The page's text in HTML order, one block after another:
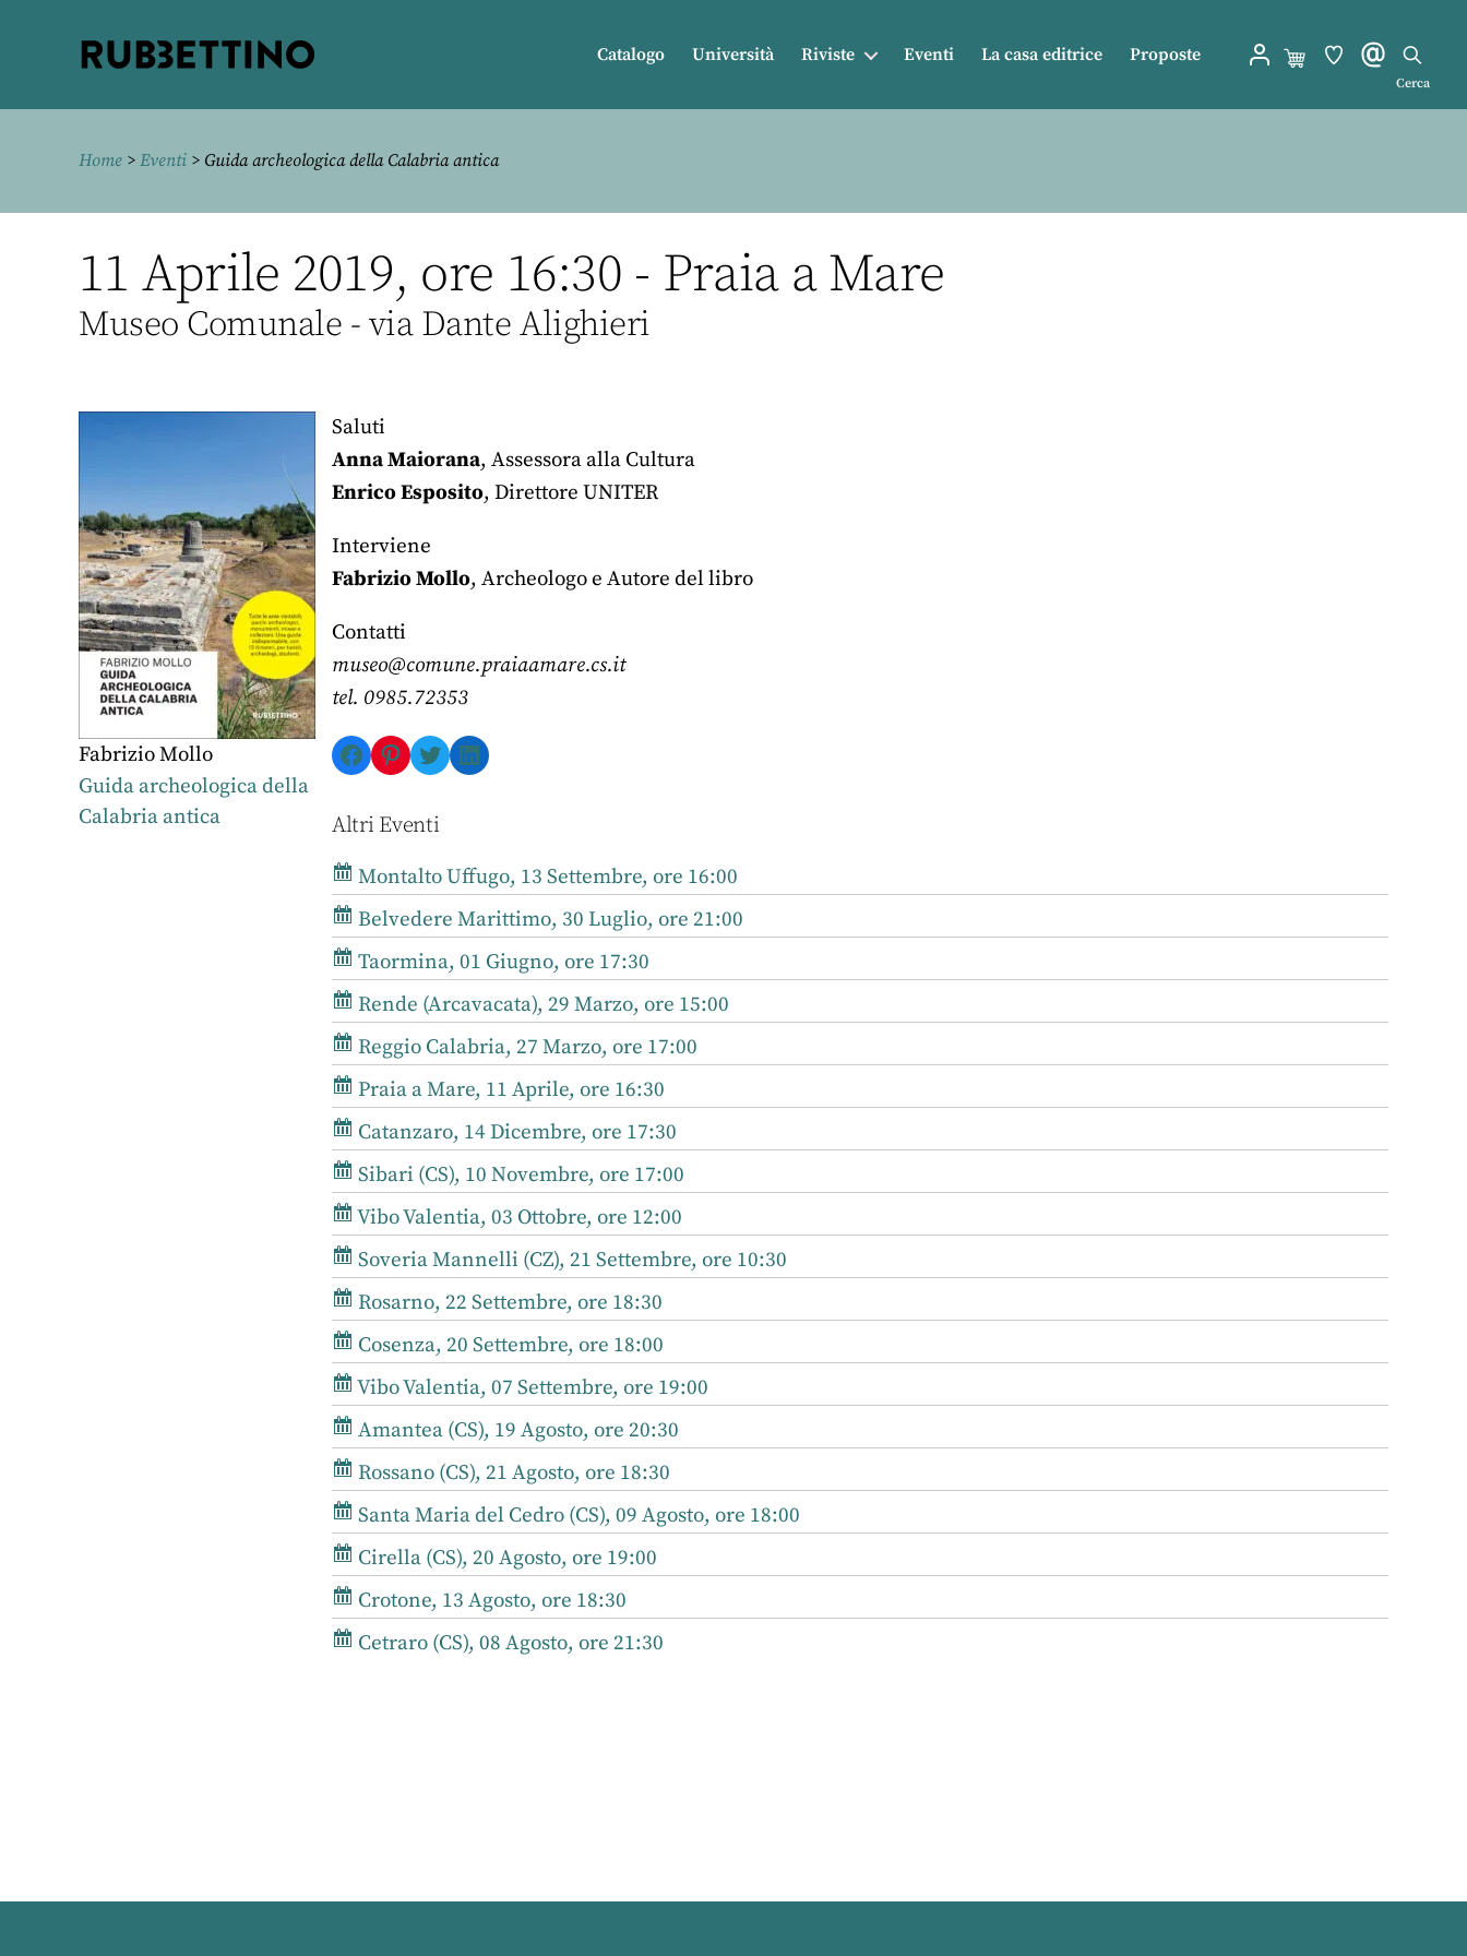
Catalogo Università Riviste Eventi La casa editrice Proposte
Cerca
Home > Eventi > Guida archeologica della Calabria antica
11 Aprile 2019, ore 16:30 - Praia a Mare
Museo Comunale - via Dante Alighieri
Fabrizio Mollo
Guida archeologica della
Calabria antica
Saluti
Anna Maiorana, Assessora alla Cultura
Enrico Esposito, Direttore UNITER
Interviene
Fabrizio Mollo, Archeologo e Autore del libro
Contatti
museo@comune.praiaamare.cs.it
tel. 0985.72353
Facebook
Pinterest
TwitterLinkedIn
Altri Eventi
Montalto Uffugo, 13 Settembre, ore 16:00
Belvedere Marittimo, 30 Luglio, ore 21:00
Taormina, 01 Giugno, ore 17:30
Rende (Arcavacata), 29 Marzo, ore 15:00
Reggio Calabria, 27 Marzo, ore 17:00
Praia a Mare, 11 Aprile, ore 16:30
Catanzaro, 14 Dicembre, ore 17:30
Sibari (CS), 10 Novembre, ore 17:00
Vibo Valentia, 03 Ottobre, ore 12:00
Soveria Mannelli (CZ), 21 Settembre, ore 10:30
Rosarno, 22 Settembre, ore 18:30
Cosenza, 20 Settembre, ore 18:00
Vibo Valentia, 07 Settembre, ore 19:00
Amantea (CS), 19 Agosto, ore 20:30
Rossano (CS), 21 Agosto, ore 18:30
Santa Maria del Cedro (CS), 09 Agosto, ore 18:00
Cirella (CS), 20 Agosto, ore 19:00
Crotone, 13 Agosto, ore 18:30
Cetraro (CS), 08 Agosto, ore 21:30